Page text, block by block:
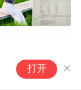
欧洲主要股
100指数涨
打开